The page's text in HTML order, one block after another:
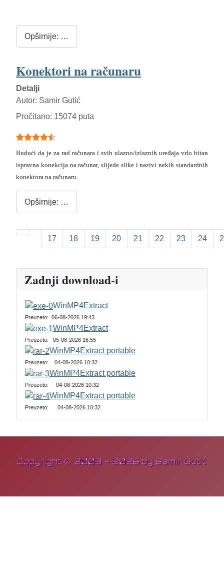
Opširnije: …
Konektori na računaru
Detalji
Autor: Samir Gutić
Pročitano: 15074 puta
Ocjene članaka:
Budući da je za rad računara i svih ulazno/izlaznih uređaja vrlo bitan
ispravna konekcija na računar, slijede slike i nazivi nekih standardnih
konektora na računaru.
Opširnije: …
Page 26 of 26
17 18 19 20 21 22 23 24
Zadnji download-i
WinMP4Extract
Preuzeto: 06-08-2026 19:43
WinMP4Extract
Preuzeto: 05-08-2026 16:55
WinMP4Extract portable
Preuzeto: 04-08-2026 10:32
WinMP4Extract portable
Preuzeto: 04-08-2026 10:32
WinMP4Extract portable
Preuzeto: 04-08-2026 10:32